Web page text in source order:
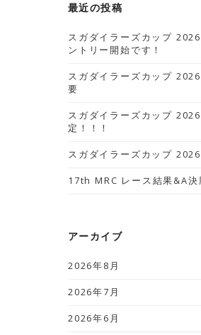
最近の投稿
スガダイラーズカップ
ントリー開始です！
スガダイラーズカップ
要
スガダイラーズカップ
定！！！
スガダイラーズカップ
17th MRC レース結果&A決
アーカイブ
2026年8月
2026年7月
2026年6月